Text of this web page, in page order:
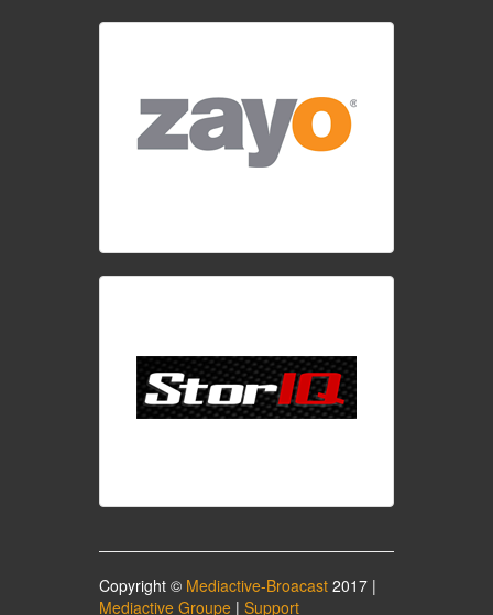
Copyright © Mediactive-Broacast 2017 |
Mediactive Groupe | Support